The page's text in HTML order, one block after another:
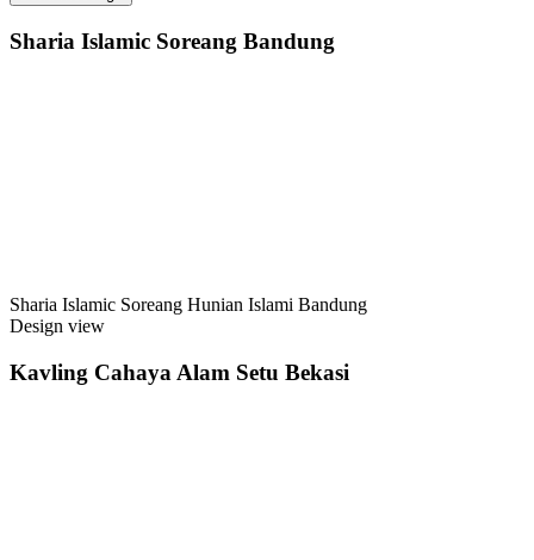
Sharia Islamic Soreang Bandung
Sharia Islamic Soreang Hunian Islami Bandung
Design view
Kavling Cahaya Alam Setu Bekasi